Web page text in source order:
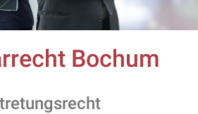
Bochum